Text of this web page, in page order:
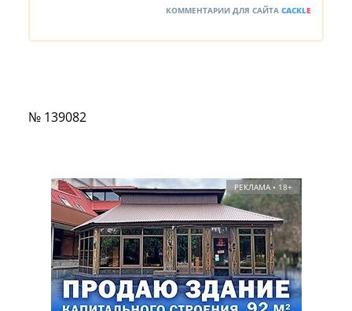
КОММЕНТАРИИ ДЛЯ САЙТА CACKLE
№ 139082
РЕКЛАМА • 18+